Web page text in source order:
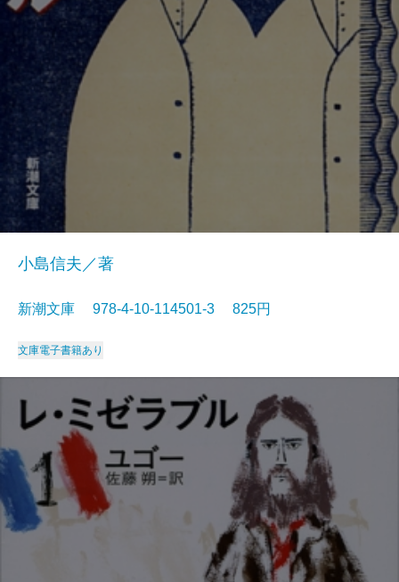
小島信夫／著
新潮文庫 978-4-10-114501-3 825円
文庫電子書籍あり